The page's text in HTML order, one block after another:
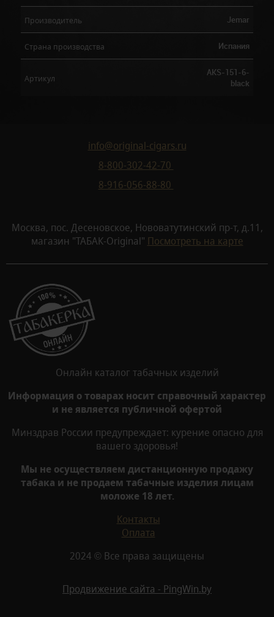
Производитель Jemar
Страна производства Испания
Артикул
AKS-151-6-
black
info@original-cigars.ru
8-800-302-42-70
8-916-056-88-80
Москва, пос. Десеновское, Нововатутинский пр-т, д.11,
магазин "ТАБАК-Original" Посмотреть на карте
Онлайн каталог табачных изделий
Информация о товарах носит справочный характер
и не является публичной офертой
Минздрав России предупреждает: курение опасно для
вашего здоровья!
Мы не осуществляем дистанционную продажу
табака и не продаем табачные изделия лицам
моложе 18 лет.
Контакты
Оплата
2024 © Все права защищены
Продвижение сайта - PingWin.by